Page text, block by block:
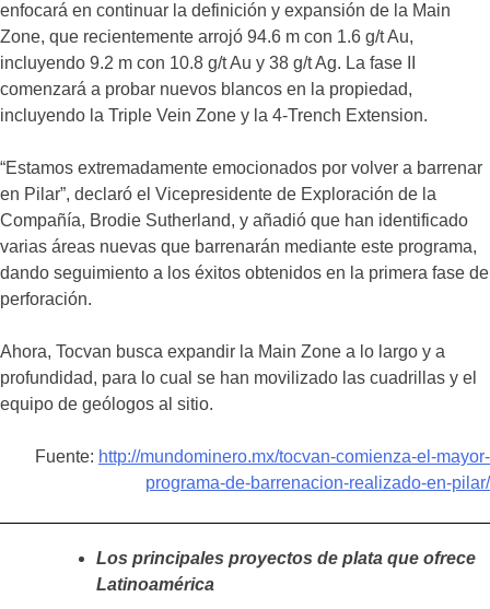
enfocará en continuar la definición y expansión de la Main
Zone, que recientemente arrojó 94.6 m con 1.6 g/t Au,
incluyendo 9.2 m con 10.8 g/t Au y 38 g/t Ag. La fase II
comenzará a probar nuevos blancos en la propiedad,
incluyendo la Triple Vein Zone y la 4-Trench Extension.
“Estamos extremadamente emocionados por volver a barrenar
en Pilar”, declaró el Vicepresidente de Exploración de la
Compañía, Brodie Sutherland, y añadió que han identificado
varias áreas nuevas que barrenarán mediante este programa,
dando seguimiento a los éxitos obtenidos en la primera fase de
perforación.
Ahora, Tocvan busca expandir la Main Zone a lo largo y a
profundidad, para lo cual se han movilizado las cuadrillas y el
equipo de geólogos al sitio.
Fuente: http://mundominero.mx/tocvan-comienza-el-mayor-
programa-de-barrenacion-realizado-en-pilar/
Los principales proyectos de plata que ofrece
Latinoamérica